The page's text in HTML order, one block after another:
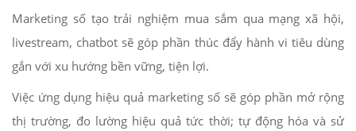
Marketing số tạo trải nghiệm mua sắm qua mạng xã hội,
livestream, chatbot sẽ góp phần thúc đẩy hành vi tiêu dùng
gắn với xu hướng bền vững, tiện lợi.
Việc ứng dụng hiệu quả marketing số sẽ góp phần mở rộng
thị trường, đo lường hiệu quả tức thời; tự động hóa và sử